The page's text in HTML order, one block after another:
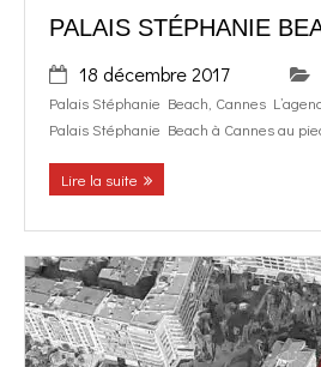
PALAIS STÉPHANIE
18 décembre 2017
Palais Stéphanie Beach, Cannes
Palais Stéphanie Beach à Cannes au
Lire la suite